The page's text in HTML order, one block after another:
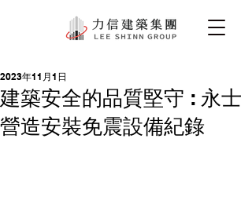
建築安全的品質堅守 : 永士
營造安裝免震設備紀錄
2023年11月1日